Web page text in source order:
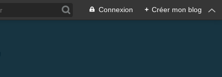
Connexion + Créer mon blog